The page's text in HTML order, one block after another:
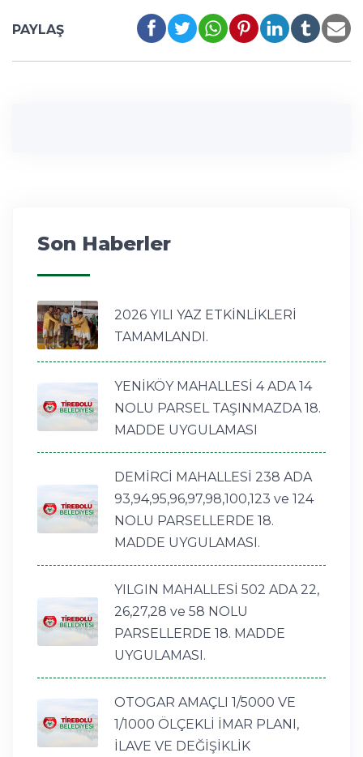
PAYLAŞ
Son Haberler
2026 YILI YAZ ETKİNLİKLERİ
TAMAMLANDI.
YENİKÖY MAHALLESİ 4 ADA 14
NOLU PARSEL TAŞINMAZDA 18.
MADDE UYGULAMASI
DEMİRCİ MAHALLESİ 238 ADA
93,94,95,96,97,98,100,123 ve 124
NOLU PARSELLERDE 18.
MADDE UYGULAMASI.
YILGIN MAHALLESİ 502 ADA 22,
26,27,28 ve 58 NOLU
PARSELLERDE 18. MADDE
UYGULAMASI.
OTOGAR AMAÇLI 1/5000 VE
1/1000 ÖLÇEKLİ İMAR PLANI,
İLAVE VE DEĞİŞİKLİK